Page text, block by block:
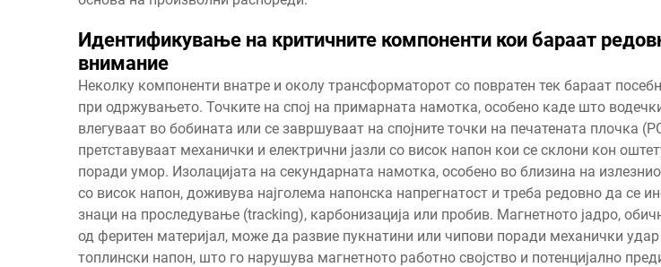
Идентификување на критичните компоненти кои бараат
внимание
Неколку компоненти внатре и околу трансформаторот со повратен тек бараат
при одржувањето. Точките на спој на примарната намотка, особено каде што
влегуваат во бобината или се завршуваат на спојните точки на печатената плочка
претставуваат механички и електрични јазли со висок напон кои се склони кон
поради умор. Изолацијата на секундарната намотка, особено во близина на
со висок напон, доживува најголема напонска напрегнатост и треба редовно да се
знаци на проследување (tracking), карбонизација или пробив. Магнетното јадро,
од феритен материјал, може да развие пукнатини или чипови поради механички
топлински напон, што го нарушува магнетното работно својство и потенцијално